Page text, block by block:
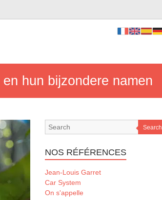
hun bijzondere namen
Search
NOS RÉFÉRENCES
Jean-Louis Garret
Car System
On s'appelle